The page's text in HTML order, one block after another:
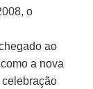
o
ao
a nova